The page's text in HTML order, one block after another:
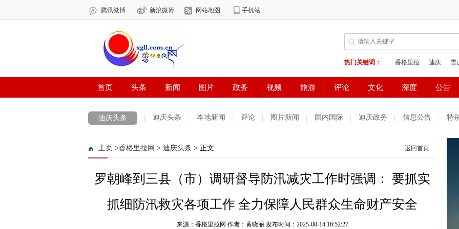
迪庆头条 迪庆头条 本地新闻 评论 图片新闻 国内国际 迪庆政务 信息公告 特
主页 >香格里拉网 > 迪庆头条 > 正文 返回首页
罗朝峰到三县（市）调研督导防汛减灾工作时强调： 要抓实
抓细防汛救灾各项工作 全力保障人民群众生命财产安全
来源：香格里拉网 作者：黄晓丽 发布时间：2025-08-14 16:52:27